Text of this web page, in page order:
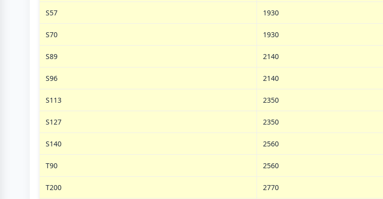
S57 1930
S70 1930
S89 2140
S96 2140
S113 2350
S127 2350
S140 2560
T90 2560
T200 2770